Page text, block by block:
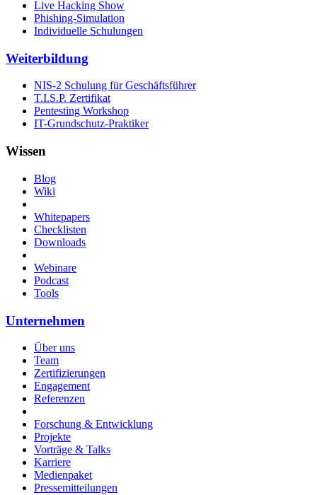
Live Hacking Show
Phishing-Simulation
Individuelle Schulungen
Weiterbildung
NIS-2 Schulung für Geschäftsführer
T.I.S.P. Zertifikat
Pentesting Workshop
IT-Grundschutz-Praktiker
Wissen
Blog
Wiki
Whitepapers
Checklisten
Downloads
Webinare
Podcast
Tools
Unternehmen
Über uns
Team
Zertifizierungen
Engagement
Referenzen
Forschung & Entwicklung
Projekte
Vorträge & Talks
Karriere
Medienpaket
Pressemitteilungen